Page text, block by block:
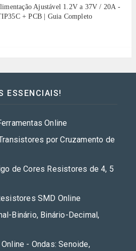
Ajustável 1.2V a 37V / 20A -
+ PCB | Guia Completo
ESSENCIAIS!
Online
por Cruzamento de
de Cores Resistores de 4, 5
SMD Online
Binário, Binário-Decimal,
- Ondas: Senoide,